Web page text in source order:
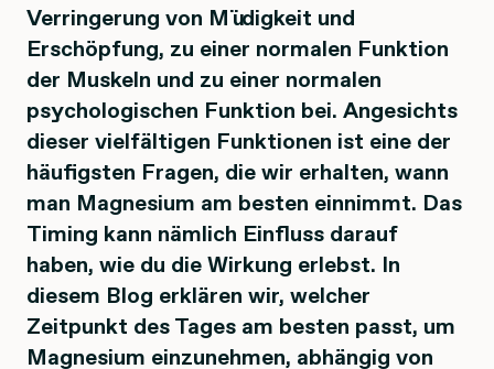
Verringerung von Müdigkeit und
Erschöpfung, zu einer normalen Funktion
der Muskeln und zu einer normalen
psychologischen Funktion bei. Angesichts
dieser vielfältigen Funktionen ist eine der
häufigsten Fragen, die wir erhalten, wann
man Magnesium am besten einnimmt. Das
Timing kann nämlich Einfluss darauf
haben, wie du die Wirkung erlebst. In
diesem Blog erklären wir, welcher
Zeitpunkt des Tages am besten passt, um
Magnesium einzunehmen, abhängig von